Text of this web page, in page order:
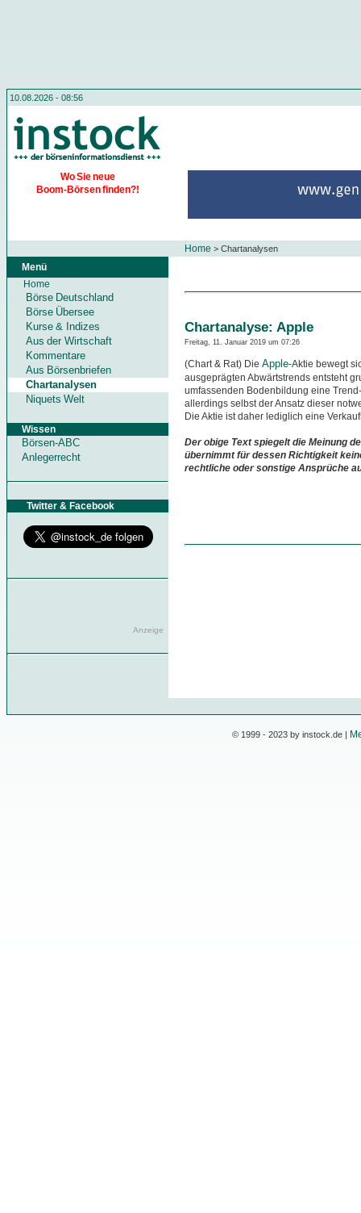
10.08.2026 - 08:56
Wo Sie neue
Boom-Börsen finden?!
Home > Chartanalysen
Menü
Home
Börse Deutschland
Börse Übersee
Kurse & Indizes
Aus der Wirtschaft
Kommentare
Aus Börsenbriefen
Chartanalysen
Niquets Welt
Wissen
Börsen-ABC
Anlegerrecht
Twitter & Facebook
Anzeige
Chartanalyse: Apple
Freitag, 11. Januar 2019 um 07:26
(Chart & Rat) Die Apple-Aktie bewegt
ausgeprägten Abwärtstrends entsteht
umfassenden Bodenbildung eine
allerdings selbst der Ansatz dieser
Die Aktie ist daher lediglich eine
Der obige Text spiegelt die Meinung
übernimmt für dessen Richtigkeit
rechtliche oder sonstige Ansprüche
© 1999 - 2023 by instock.de |